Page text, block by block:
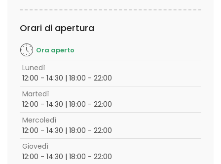
Orari di apertura
Ora aperto
Lunedì
12:00 - 14:30 | 18:00 - 22:00
Martedì
12:00 - 14:30 | 18:00 - 22:00
Mercoledì
12:00 - 14:30 | 18:00 - 22:00
Giovedì
12:00 - 14:30 | 18:00 - 22:00